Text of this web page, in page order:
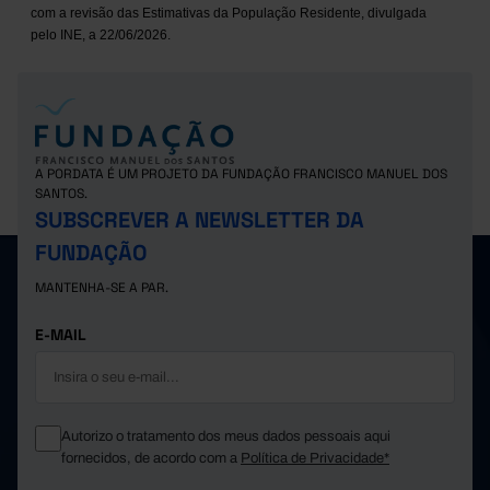
com a revisão das Estimativas da População Residente, divulgada
pelo INE, a 22/06/2026.
A PORDATA É UM PROJETO DA FUNDAÇÃO FRANCISCO MANUEL DOS
SANTOS.
SUBSCREVER A NEWSLETTER DA
FUNDAÇÃO
MANTENHA-SE A PAR.
E-MAIL
Autorizo o tratamento dos meus dados pessoais aqui
fornecidos, de acordo com a Política de Privacidade*